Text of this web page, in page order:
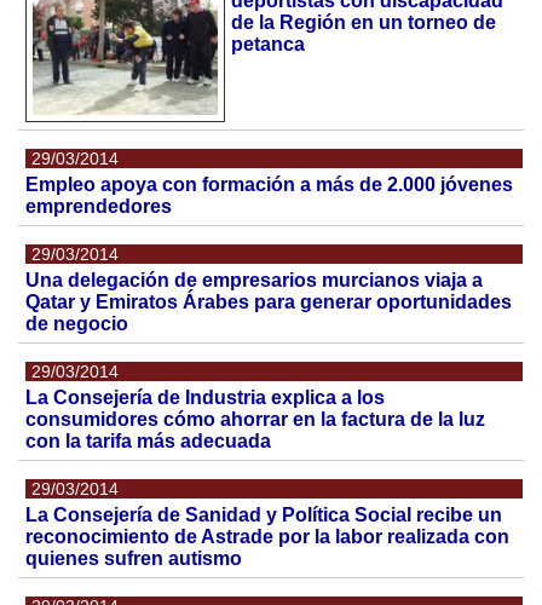
de la Región en un torneo de
petanca
29/03/2014
Empleo apoya con formación a más de 2.000 jóvenes
emprendedores
29/03/2014
Una delegación de empresarios murcianos viaja a
Qatar y Emiratos Árabes para generar oportunidades
de negocio
29/03/2014
La Consejería de Industria explica a los
consumidores cómo ahorrar en la factura de la luz
con la tarifa más adecuada
29/03/2014
La Consejería de Sanidad y Política Social recibe un
reconocimiento de Astrade por la labor realizada con
quienes sufren autismo